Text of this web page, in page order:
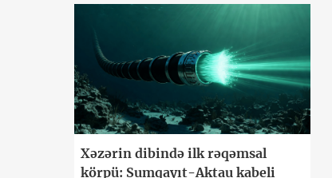
Xəzərin dibində ilk rəqəmsal
körpü: Sumqayıt-Aktau kabeli